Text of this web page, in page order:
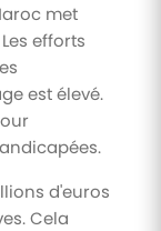
met
efforts
est élevé.
d'euros
Cela